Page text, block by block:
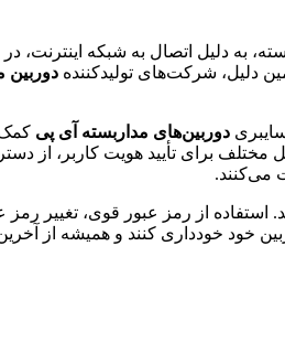
به دلیل اتصال به شبکه اینترنت،
دلیل، شرکت‌های تولیدکننده دوربین
دوربین‌های مداربسته آی پی کمک
برای تأیید هویت کاربر، از
می‌کنند.
استفاده از رمز عبور قوی، تغییر
خودداری کنند و همیشه از آخرین